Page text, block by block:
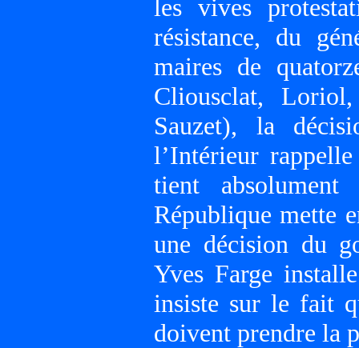
les vives
résistance, du
maires de
Cliousclat,
Sauzet), la
l’Intérieur
tient
République mette
une décision du
Yves Farge
insiste sur le fait
doivent prendre la